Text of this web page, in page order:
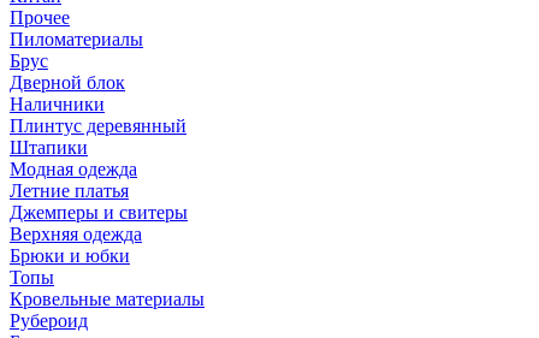
Прочее
Пиломатериалы
Брус
Дверной блок
Наличники
Плинтус деревянный
Штапики
Модная одежда
Летние платья
Джемперы и свитеры
Верхняя одежда
Брюки и юбки
Топы
Кровельные материалы
Рубероид